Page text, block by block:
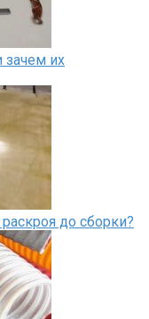
их
до сборки?